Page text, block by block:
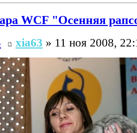
WCF "Осенняя
xia63 » 11 ноя 2008,